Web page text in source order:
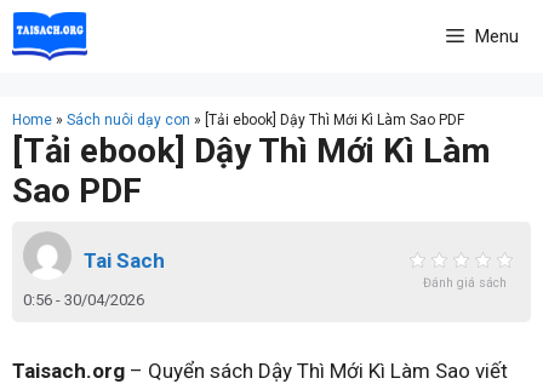
Skip
to
Menu
Home » Sách nuôi dạy con » [Tải ebook] Dậy Thì Mới Kì Làm Sao PDF
[Tải ebook] Dậy Thì Mới Kì Làm
Sao PDF
Tai Sach
0:56 - 30/04/2026
Đánh giá sách
Taisach.org – Quyển sách Dậy Thì Mới Kì Làm Sao viết